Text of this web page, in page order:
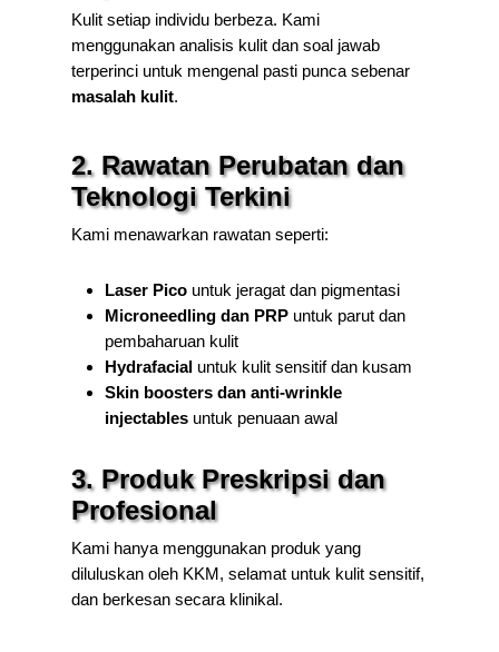
Kulit setiap individu berbeza. Kami
menggunakan analisis kulit dan soal jawab
terperinci untuk mengenal pasti punca sebenar
masalah kulit.
2. Rawatan Perubatan dan
Teknologi Terkini
Kami menawarkan rawatan seperti:
Laser Pico untuk jeragat dan pigmentasi
Microneedling dan PRP untuk parut dan
pembaharuan kulit
Hydrafacial untuk kulit sensitif dan kusam
Skin boosters dan anti-wrinkle
injectables untuk penuaan awal
3. Produk Preskripsi dan
Profesional
Kami hanya menggunakan produk yang
diluluskan oleh KKM, selamat untuk kulit sensitif,
dan berkesan secara klinikal.